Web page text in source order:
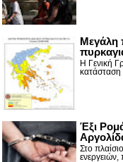
Μεγάλη
Η Γενική
κατάσταση
Έξι
Στο
ενεργειών,